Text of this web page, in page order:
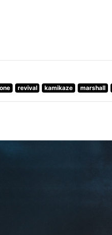
revival kamikaze marshall